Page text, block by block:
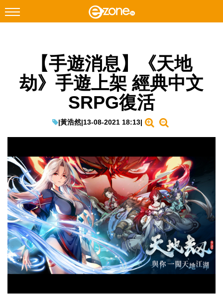
Facebook Instagram
科技焦點
教學評測
EduTech
IT Times
生成式AI與雲端應用
Enterprise Digital Transformation
特集
【手遊消息】《天地
劫》手遊上架 經典中文
SRPG復活
|黃浩然|13-08-2021 18:13|